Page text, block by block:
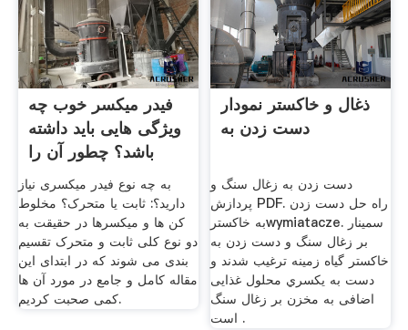
فیدر میکسر خوب چه
ویژگی هایی باید داشته
باشد؟ چطور آن را
به چه نوع فیدر میکسری نیاز
دارید؟: ثابت یا متحرک؟ مخلوط
کن ها و میکسرها در حقیقت به
دو نوع کلی ثابت و متحرک تقسیم
بندی می شوند که در ابتدای این
مقاله کامل و جامع در مورد آن ها
کمی صحبت کردیم.
ذغال و خاکستر نمودار
دست زدن به
دست زدن به زغال سنگ و
پردازش PDF. راه حل دست زدن
به خاکسترwymiatacze. سمینار
بر زغال سنگ و دست زدن به
خاکستر گیاه زمينه ترغيب شدند و
دست به يكسري محلول غذایی
اضافی به مخزن بر زغال سنگ
است .